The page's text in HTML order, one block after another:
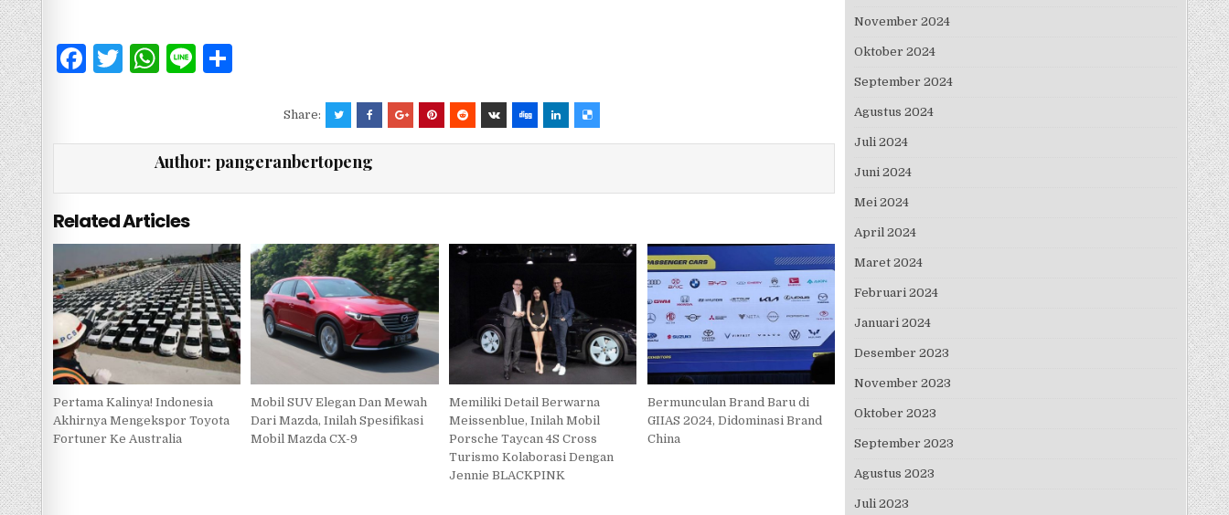
F
e
o
o
k
T
te
W
s
A
p
p
Li S
e
Share:
Author: pangeranbertopeng
Related Articles
Pertama Kalinya! Indonesia
Akhirnya Mengekspor Toyota
Fortuner Ke Australia
Mobil SUV Elegan Dan Mewah
Dari Mazda, Inilah Spesifikasi
Mobil Mazda CX-9
Memiliki Detail Berwarna
Meissenblue, Inilah Mobil
Porsche Taycan 4S Cross
Turismo Kolaborasi Dengan
Jennie BLACKPINK
Bermunculan Brand Baru di
GIIAS 2024, Didominasi Brand
China
November 2024
Oktober 2024
September 2024
Agustus 2024
Juli 2024
Juni 2024
Mei 2024
April 2024
Maret 2024
Februari 2024
Januari 2024
Desember 2023
November 2023
Oktober 2023
September 2023
Agustus 2023
Juli 2023